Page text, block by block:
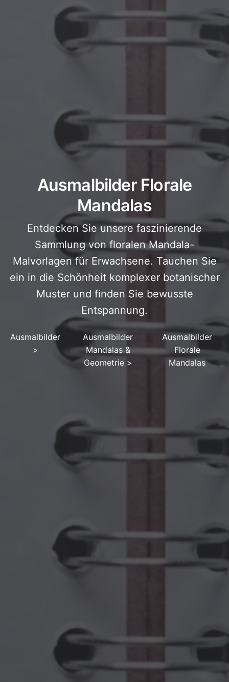
Ausmalbilder Florale
Mandalas
Entdecken Sie unsere faszinierende
Sammlung von floralen Mandala-
Malvorlagen für Erwachsene. Tauchen Sie
ein in die Schönheit komplexer botanischer
Muster und finden Sie bewusste
Entspannung.
Ausmalbilder
>
Ausmalbilder
Mandalas &
Geometrie >
Ausmalbilder
Florale
Mandalas